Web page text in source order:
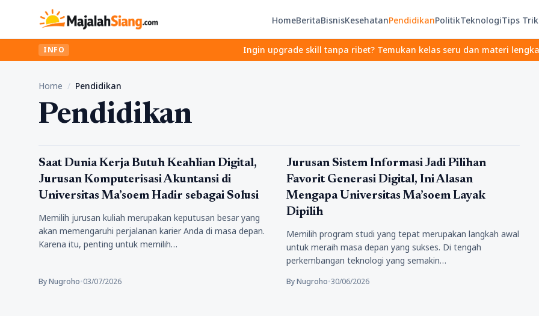
HomeBeritaBisnisKesehatanPendidikanPolitikTeknologiTips Trik
INFO Ingin upgrade skill tanpa ribet? Temukan kelas seru dan materi lengkap
Home / Pendidikan
Pendidikan
Pendidikan
Saat Dunia Kerja Butuh Keahlian Digital,
Jurusan Komputerisasi Akuntansi di
Universitas Ma’soem Hadir sebagai Solusi
Memilih jurusan kuliah merupakan keputusan besar yang
akan memengaruhi perjalanan karier Anda di masa depan.
Karena itu, penting untuk memilih…
By Nugroho•03/07/2026
Pendidikan
Jurusan Sistem Informasi Jadi Pilihan
Favorit Generasi Digital, Ini Alasan
Mengapa Universitas Ma’soem Layak
Dipilih
Memilih program studi yang tepat merupakan langkah awal
untuk meraih masa depan yang sukses. Di tengah
perkembangan teknologi yang semakin…
By Nugroho•30/06/2026